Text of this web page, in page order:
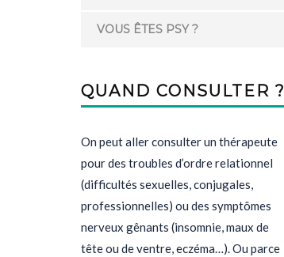
VOUS ÊTES PSY ?
QUAND CONSULTER ?
On peut aller consulter un thérapeute
pour des troubles d’ordre relationnel
(difficultés sexuelles, conjugales,
professionnelles) ou des symptômes
nerveux gênants (insomnie, maux de
tête ou de ventre, eczéma…). Ou parce